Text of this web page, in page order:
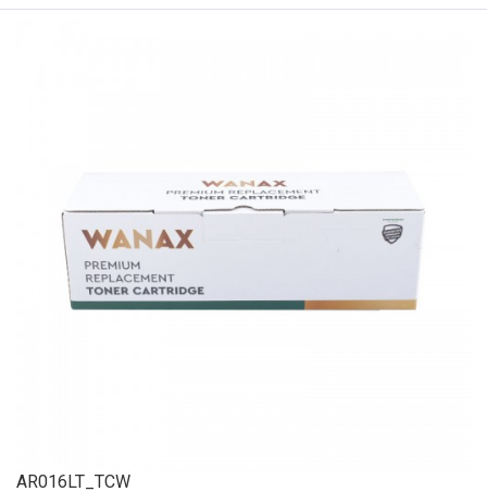
AR016LT_TCW